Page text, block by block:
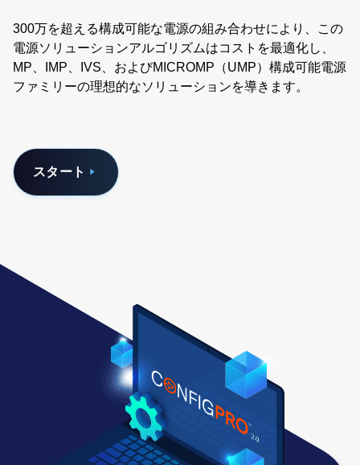
300万を超える構成可能な電源の組み合わせにより、この
電源ソリューションアルゴリズムはコストを最適化し、
MP、IMP、IVS、およびMICROMP（UMP）構成可能電源
ファミリーの理想的なソリューションを導きます。
スタート